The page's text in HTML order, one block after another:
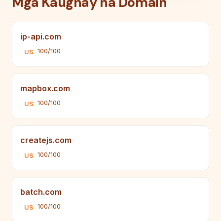
ip-api.com
US 100/100
mapbox.com
US 100/100
createjs.com
US 100/100
batch.com
US 100/100